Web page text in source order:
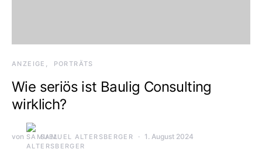
ANZEIGE PORTRÄTS
Wie seriös ist Baulig Consulting
wirklich?
von SAMUEL ALTERSBERGER 1. August 2024